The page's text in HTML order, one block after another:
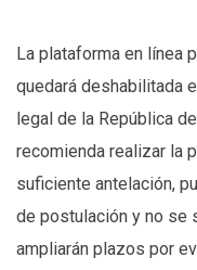
La plataforma en línea
quedará deshabilitada
legal de la República
recomienda realizar la
suficiente antelación,
de postulación y no se
ampliarán plazos por